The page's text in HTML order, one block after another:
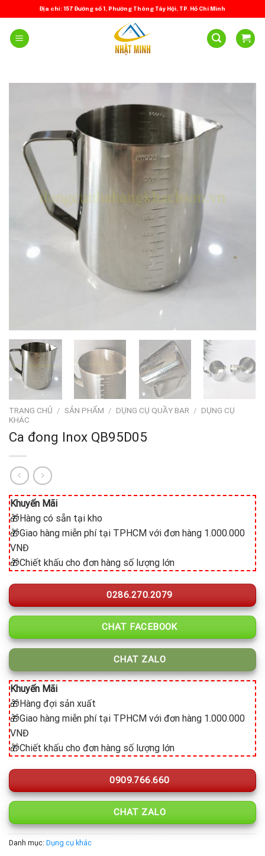
to
content
Địa chỉ: 157 Đường số 1, Phường Thông Tây Hội, TP. Hồ Chí Minh
TRANG CHỦ / SẢN PHẨM / DỤNG CỤ QUẦY BAR / DỤNG CỤ
KHÁC
Ca đong Inox QB95D05
Khuyến Mãi
🎁Hàng có sẵn tại kho
🎁Giao hàng miễn phí tại TPHCM với đơn hàng 1.000.000
VNĐ
🎁Chiết khấu cho đơn hàng số lượng lớn
0286.270.2079
CHAT FACEBOOK
CHAT ZALO
Khuyến Mãi
🎁Hàng đợi sản xuất
🎁Giao hàng miễn phí tại TPHCM với đơn hàng 1.000.000
VNĐ
🎁Chiết khấu cho đơn hàng số lượng lớn
0909.766.660
CHAT ZALO
Danh mục: Dụng cụ khác